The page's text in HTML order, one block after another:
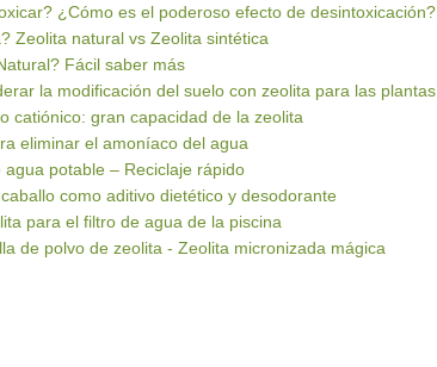
¿Cómo es el poderoso efecto de desintoxicación?
Zeolita natural vs Zeolita sintética
Fácil saber más
la modificación del suelo con zeolita para las plantas
catiónico: gran capacidad de la zeolita
eliminar el amoníaco del agua
potable – Reciclaje rápido
como aditivo dietético y desodorante
para el filtro de agua de la piscina
de polvo de zeolita - Zeolita micronizada mágica